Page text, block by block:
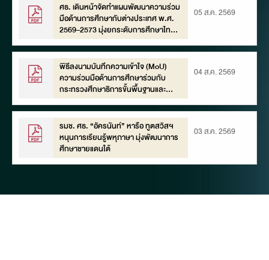
ศธ. เดินหน้าจัดทำแผนพัฒนาความร่วม
มือด้านการศึกษากับต่างประเทศ พ.ศ.
2569–2573 มุ่งยกระดับการศึกษาไทยสู่
มาตรฐานสากล พร้อมรับยุค AI และการ
เรียนรู้ตลอดชีวิต
05 ส.ค. 2569
พิธีลงนามบันทึกความเข้าใจ (MoU)
ความร่วมมือด้านการศึกษาร่วมกับ
กระทรวงศึกษาธิการขั้นพื้นฐานและ
มัธยมศึกษาอินโดนีเซีย ณ ทำเนียบ
ประธานาธิบดีอินโดนีเซีย
04 ส.ค. 2569
รมช. ศธ. “อัครนันท์” หารือ ทูตสวิสฯ
หนุนการเรียนรู้พหุภาษา มุ่งพัฒนาการ
ศึกษาชายแดนใต้
03 ส.ค. 2569